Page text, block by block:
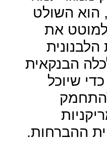
הוא השולט
את
הבנקאית
שיוכל
ההברחות.